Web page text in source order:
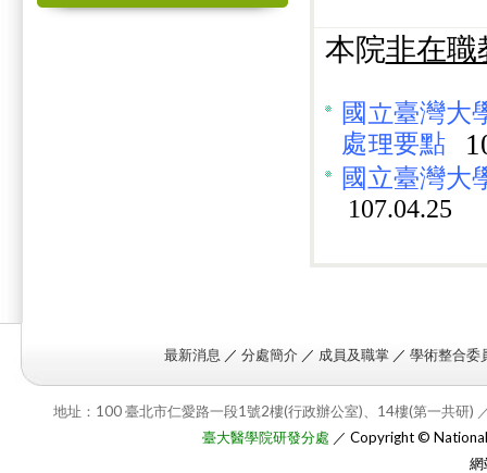
本院非在職
國立臺灣大
處理要點
國立臺灣大
107.04.25
最新消息 ／ 分處簡介 ／ 成員及職掌 ／ 學術整合委
地址：100 臺北市仁愛路一段1號2樓(行政辦公室)、14樓(第一共研)
臺大醫學院研發分處 ／ Copyright ©
網